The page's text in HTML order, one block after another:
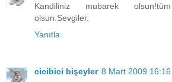
Kandiliniz mubarek
olsun.Sevgiler.
Yanıtla
cicibici bişeyler 8 Mart 2009 16:16